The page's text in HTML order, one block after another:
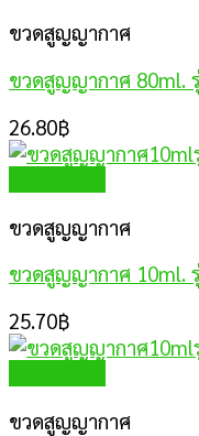
ขวดสูญญากาศ
ขวดสูญญากาศ 80ml.
26.80฿
ขวดสูญญากาศ
ขวดสูญญากาศ 10ml.
25.70฿
ขวดสูญญากาศ